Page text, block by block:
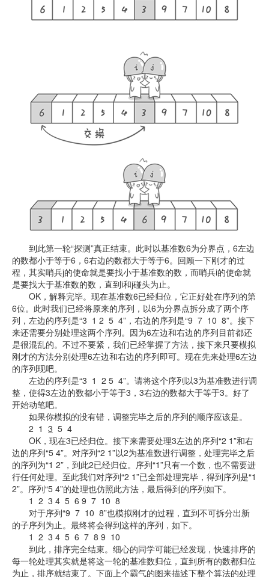
到此第一轮“探测”真正结束。此时以基准数6为分界点，6左边
的数都小于等于6，6右边的数都大于等于6。回顾一下刚才的过
程，其实哨兵j的使命就是要找小于基准数的数，而哨兵i的使命就
是要找大于基准数的数，直到i和j碰头为止。
OK，解释完毕。现在基准数6已经归位，它正好处在序列的第
6位。此时我们已经将原来的序列，以6为分界点拆分成了两个序
列，左边的序列是“3 1 2 5 4”，右边的序列是“9 7 10 8”。接下
来还需要分别处理这两个序列。因为6左边和右边的序列目前都还
是很混乱的。不过不要紧，我们已经掌握了方法，接下来只要模拟
刚才的方法分别处理6左边和右边的序列即可。现在先来处理6左边
的序列现吧。
左边的序列是“3 1 2 5 4”。请将这个序列以3为基准数进行调
整，使得3左边的数都小于等于3，3右边的数都大于等于3。好了
开始动笔吧。
如果你模拟的没有错，调整完毕之后的序列的顺序应该是。
2 1 3 5 4
OK，现在3已经归位。接下来需要处理3左边的序列“2 1”和右
边的序列“5 4”。对序列“2 1”以2为基准数进行调整，处理完毕之后
的序列为“1 2”，到此2已经归位。序列“1”只有一个数，也不需要进
行任何处理。至此我们对序列“2 1”已全部处理完毕，得到序列是“1
2”。序列“5 4”的处理也仿照此方法，最后得到的序列如下。
1 2 3 4 5 6 9 7 10 8
对于序列“9 7 10 8”也模拟刚才的过程，直到不可拆分出新
的子序列为止。最终将会得到这样的序列，如下。
1 2 3 4 5 6 7 8 9 10
到此，排序完全结束。细心的同学可能已经发现，快速排序的
每一轮处理其实就是将这一轮的基准数归位，直到所有的数都归位
为止，排序就结束了。下面上个霸气的图来描述下整个算法的处理